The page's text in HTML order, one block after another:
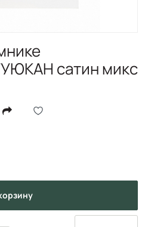
сатин микс
корзину